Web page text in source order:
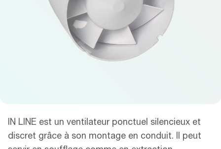
IN LINE est un ventilateur ponctuel silencieux et
discret grâce à son montage en conduit. Il peut